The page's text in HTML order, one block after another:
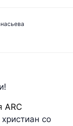
ARC
со